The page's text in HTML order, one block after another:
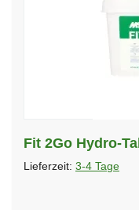
Fit 2Go Hydro-
Lieferzeit: 3-4 Tage